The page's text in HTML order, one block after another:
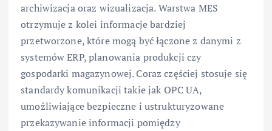
archiwizacja oraz wizualizacja. Warstwa MES
otrzymuje z kolei informacje bardziej
przetworzone, które mogą być łączone z danymi z
systemów ERP, planowania produkcji czy
gospodarki magazynowej. Coraz częściej stosuje się
standardy komunikacji takie jak OPC UA,
umożliwiające bezpieczne i ustrukturyzowane
przekazywanie informacji pomiędzy